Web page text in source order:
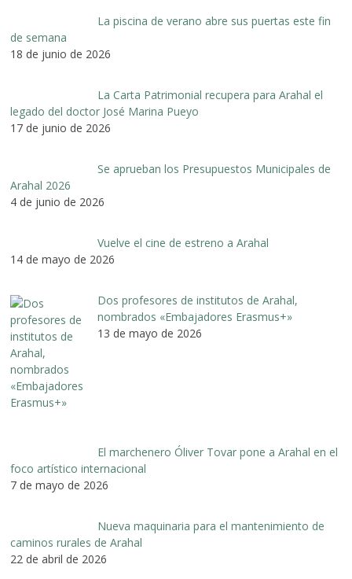
La piscina de verano abre sus puertas este fin
de semana
18 de junio de 2026
La Carta Patrimonial recupera para Arahal el
legado del doctor José Marina Pueyo
17 de junio de 2026
Se aprueban los Presupuestos Municipales de
Arahal 2026
4 de junio de 2026
Vuelve el cine de estreno a Arahal
14 de mayo de 2026
Dos profesores de institutos de Arahal,
nombrados «Embajadores Erasmus+»
13 de mayo de 2026
El marchenero Óliver Tovar pone a Arahal en el
foco artístico internacional
7 de mayo de 2026
Nueva maquinaria para el mantenimiento de
caminos rurales de Arahal
22 de abril de 2026